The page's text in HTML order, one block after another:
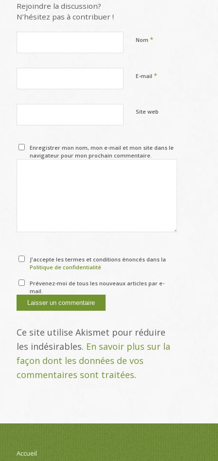
Rejoindre la discussion?
N’hésitez pas à contribuer !
Nom *
E-mail *
Site web
Enregistrer mon nom, mon e-mail et mon site dans le
navigateur pour mon prochain commentaire.
J'accepte les termes et conditions énoncés dans la
Politique de confidentialité
Prévenez-moi de tous les nouveaux articles par e-
mail.
Ce site utilise Akismet pour réduire
les indésirables. En savoir plus sur la
façon dont les données de vos
commentaires sont traitées.
Accueil